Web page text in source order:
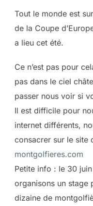
Tout le monde est
de la Coupe
a lieu cet été.
Ce n’est pas pour
pas dans le ciel
passer nous voir si
Il est difficile pour
internet différents,
consacrer sur le site
montgolfieres.com
Petite info : le 30
organisons un stage
dizaine de